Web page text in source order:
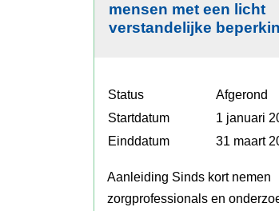
mensen met een licht
verstandelijke
Status
Afgerond
Startdatum
1 januari
Einddatum
31 maart
Aanleiding Sinds kort nemen
zorgprofessionals en